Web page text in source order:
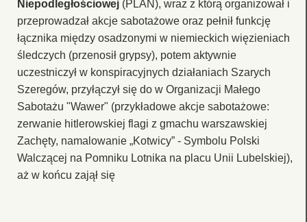
Niepodległościowej (PLAN), wraz z którą organizował i
przeprowadzał akcje sabotażowe oraz pełnił funkcję
łącznika między osadzonymi w niemieckich więzieniach
śledczych (przenosił grypsy), potem aktywnie
uczestniczył w konspiracyjnych działaniach Szarych
Szeregów, przyłączył się do w Organizacji Małego
Sabotażu "Wawer" (przykładowe akcje sabotażowe:
zerwanie hitlerowskiej flagi z gmachu warszawskiej
Zachęty, namalowanie „Kotwicy” - Symbolu Polski
Walczącej na Pomniku Lotnika na placu Unii Lubelskiej),
aż w końcu zajął się